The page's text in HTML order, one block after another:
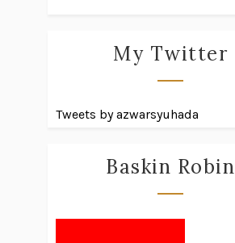
My Twitter
Tweets by azwarsyuhada
Baskin Robin